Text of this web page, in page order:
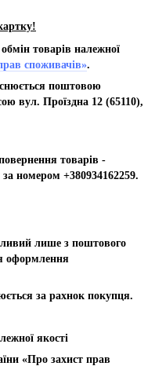
товарів належної
споживачів».
поштовою
вул. Проїздна 12 (65110),
товарів -
номером +380934162259.
лише з поштового
оформлення
за рахнок покупця.
якості
«Про захист прав